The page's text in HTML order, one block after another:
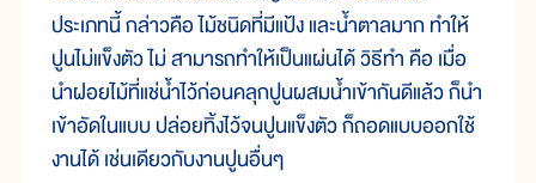
ประเภทนี้ กล่าวคือ ไม้ชนิดที่มีแป้ง และน้ำตาลมาก ทำให้
ปูนไม่แข็งตัว ไม่ สามารถทำให้เป็นแผ่นได้ วิธีทำ คือ เมื่อ
นำฝอยไม้ที่แช่น้ำไว้ก่อนคลุกปูนผสมน้ำเข้ากันดีแล้ว ก็นำ
เข้าอัดในแบบ ปล่อยทิ้งไว้จนปูนแข็งตัว ก็ถอดแบบออกใช้
งานได้ เช่นเดียวกับงานปูนอื่นๆ